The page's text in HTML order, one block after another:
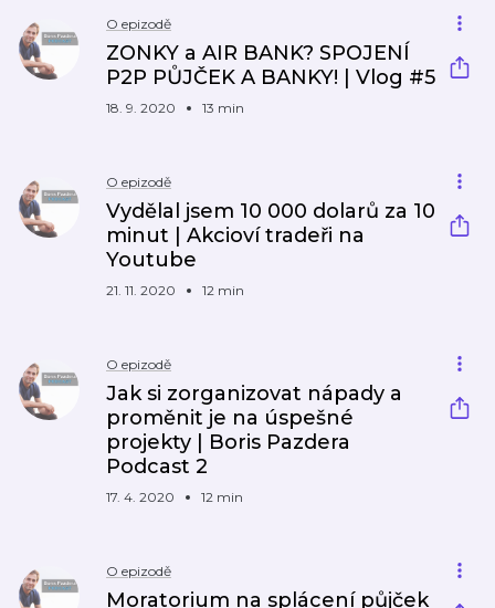
O epizodě
ZONKY a AIR BANK? SPOJENÍ
P2P PŮJČEK A BANKY! | Vlog #5
18. 9. 2020 13 min
O epizodě
Vydělal jsem 10 000 dolarů za 10
minut | Akcioví tradeři na
Youtube
21. 11. 2020 12 min
O epizodě
Jak si zorganizovat nápady a
proměnit je na úspešné
projekty | Boris Pazdera
Podcast 2
17. 4. 2020 12 min
O epizodě
Moratorium na splácení půjček